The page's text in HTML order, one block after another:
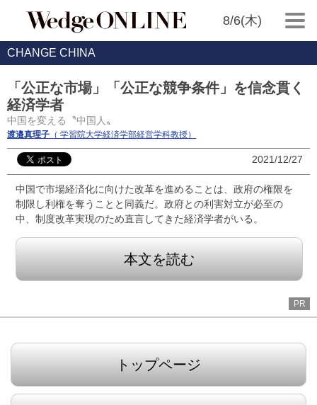
8/6(木)
CHANGE CHINA
「公正な市場」「公正な競争条件」を信念貫く
経済学者
中国を変える〝中国人〟
渡邉真理子 （ 学習院大学経済学部経営学科教授）
2021/12/27
中国で市場経済化に向けた改革を進めることは、政府の権限を
制限し利権を奪うことと同義だ。政府との利害対立が必至の
中、制度改革実現のため直言してきた経済学者がいる。
本文を読む
PR
トップページ